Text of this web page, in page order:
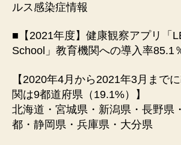
ルス感染症情報
■【2021年度】健康観察アプリ「
School」教育機関への導⼊率85.1
【2020年4⽉から2021年3⽉まで
関は9都道府県（19.1%）】
北海道・宮城県・新潟県・⻑野県
都・静岡県・兵庫県・⼤分県